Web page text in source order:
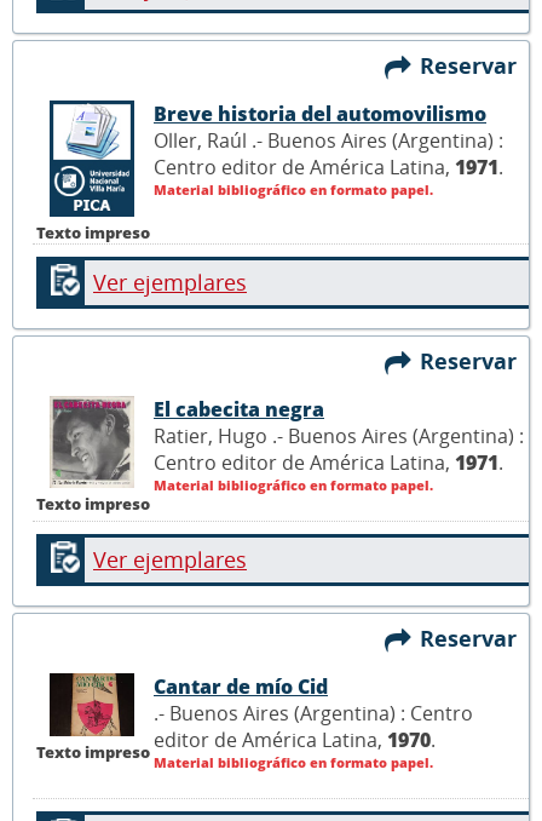
Reservar
Texto impreso
Breve historia del automovilismo
Oller, Raúl .- Buenos Aires (Argentina) :
Centro editor de América Latina, 1971.
Material bibliográfico en formato papel.
Ver ejemplares
Reservar
Texto impreso
El cabecita negra
Ratier, Hugo .- Buenos Aires (Argentina) :
Centro editor de América Latina, 1971.
Material bibliográfico en formato papel.
Ver ejemplares
Reservar
Texto impreso
Cantar de mío Cid
.- Buenos Aires (Argentina) : Centro
editor de América Latina, 1970.
Material bibliográfico en formato papel.